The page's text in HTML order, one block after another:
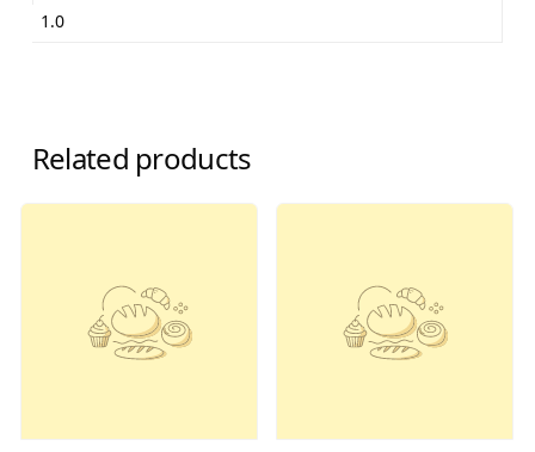
1.0
Related products